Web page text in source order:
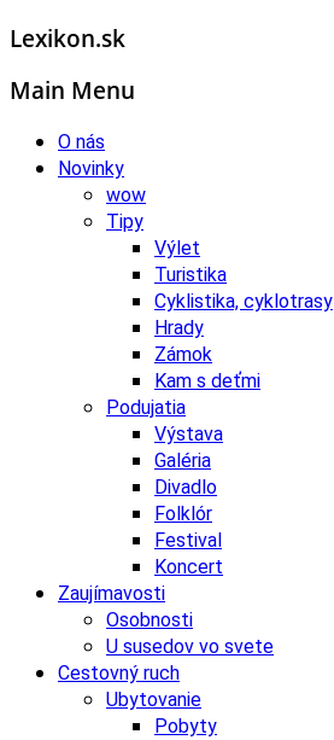
Lexikon.sk
Main Menu
O nás
Novinky
wow
Tipy
Výlet
Turistika
Cyklistika, cyklotrasy
Hrady
Zámok
Kam s deťmi
Podujatia
Výstava
Galéria
Divadlo
Folklór
Festival
Koncert
Zaujímavosti
Osobnosti
U susedov vo svete
Cestovný ruch
Ubytovanie
Pobyty